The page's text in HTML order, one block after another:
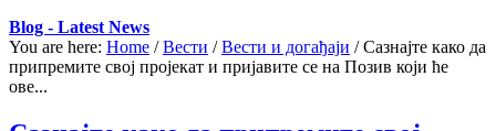
Blog - Latest News
You are here: Home / Вести / Вести и догађаји / Сазнајте како да
припремите свој пројекат и пријавите се на Позив који ће
ове...